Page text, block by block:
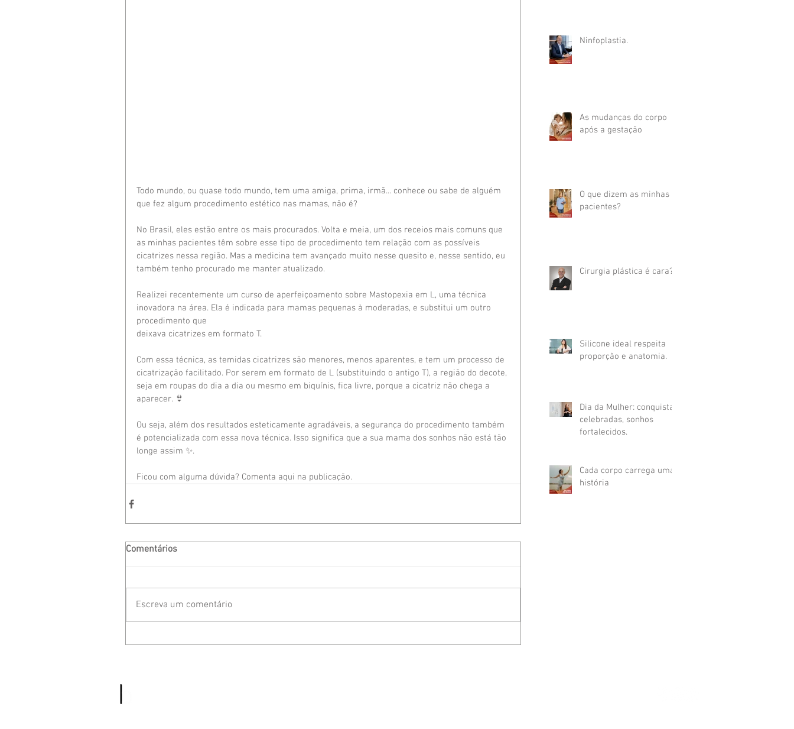
Todo mundo, ou quase todo mundo, tem uma amiga, prima, irmã... conhece ou sabe de alguém
que fez algum procedimento estético nas mamas, não é?
No Brasil, eles estão entre os mais procurados. Volta e meia, um dos receios mais comuns que
as minhas pacientes têm sobre esse tipo de procedimento tem relação com as possíveis
cicatrizes nessa região. Mas a medicina tem avançado muito nesse quesito e, nesse sentido, eu
também tenho procurado me manter atualizado.
Realizei recentemente um curso de aperfeiçoamento sobre Mastopexia em L, uma técnica
inovadora na área. Ela é indicada para mamas pequenas à moderadas, e substitui um outro
procedimento que
deixava cicatrizes em formato T.
Com essa técnica, as temidas cicatrizes são menores, menos aparentes, e tem um processo de
cicatrização facilitado. Por serem em formato de L (substituindo o antigo T), a região do decote,
seja em roupas do dia a dia ou mesmo em biquínis, fica livre, porque a cicatriz não chega a
aparecer. 👙
Ou seja, além dos resultados esteticamente agradáveis, a segurança do procedimento também
é potencializada com essa nova técnica. Isso significa que a sua mama dos sonhos não está tão
longe assim ✨.
Ficou com alguma dúvida? Comenta aqui na publicação.
Comentários
Escreva um comentário
Ninfoplastia.
As mudanças do corpo
após a gestação
O que dizem as minhas
pacientes?
Cirurgia plástica é cara?
Silicone ideal respeita
proporção e anatomia.
Dia da Mulher: conquistas
celebradas, sonhos
fortalecidos.
Cada corpo carrega uma
história